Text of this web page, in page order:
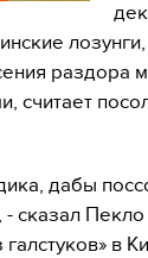
раздора
считает
дабы
сказал
в